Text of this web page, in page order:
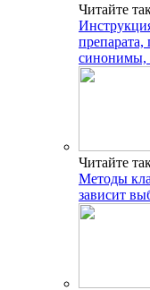
Читайте
синонимы,
Читайте
Методы
зависит